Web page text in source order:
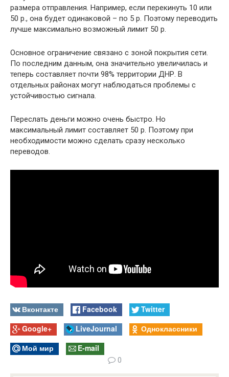
размера отправления. Например, если перекинуть 10 или
50 р., она будет одинаковой – по 5 р. Поэтому переводить
лучше максимально возможный лимит 50 р.
Основное ограничение связано с зоной покрытия сети.
По последним данным, она значительно увеличилась и
теперь составляет почти 98% территории ДНР. В
отдельных районах могут наблюдаться проблемы с
устойчивостью сигнала.
Переслать деньги можно очень быстро. Но
максимальный лимит составляет 50 р. Поэтому при
необходимости можно сделать сразу несколько
переводов.
Вконтакте Facebook
Twitter
Google+
LiveJournal
Одноклассники
Мой мир
E-mail
0